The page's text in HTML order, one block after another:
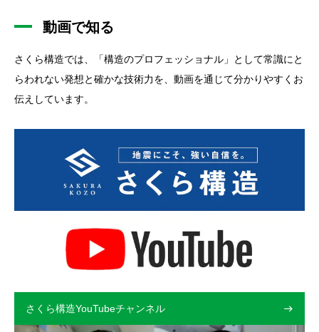
動画で知る
さくら構造では、「構造のプロフェッショナル」として常識にと
らわれない発想と確かな技術力を、動画を通じて分かりやすくお
伝えしています。
さくら構造YouTubeチャンネル